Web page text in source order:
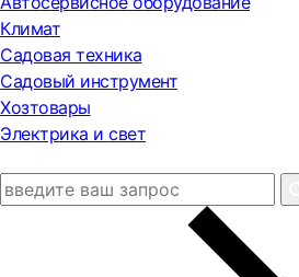
Климат
Садовая техника
Садовый инструмент
Хозтовары
Электрика и свет